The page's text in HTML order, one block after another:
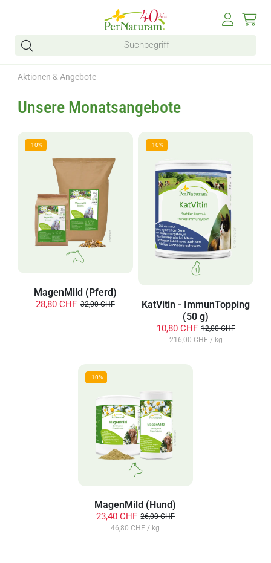
Aktionen & Angebote
Unsere Monatsangebote
MagenMild (Pferd)
32,00 CHF
28,80 CHF
KatVitin - ImmunTopping
(50 g)
12,00 CHF
10,80 CHF
216,00 CHF / kg
MagenMild (Hund)
26,00 CHF
23,40 CHF
46,80 CHF / kg